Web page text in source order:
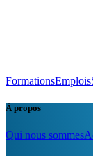
FormationsEmplois
À propos
Qui nous sommes